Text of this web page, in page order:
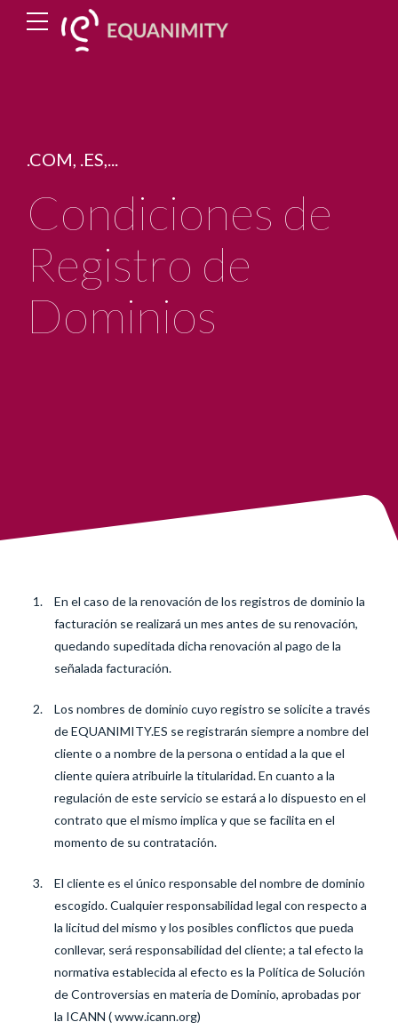
.COM, .ES,...
Condiciones de
Registro de
Dominios
En el caso de la renovación de los registros de dominio la
facturación se realizará un mes antes de su renovación,
quedando supeditada dicha renovación al pago de la
señalada facturación.
Los nombres de dominio cuyo registro se solicite a través
de EQUANIMITY.ES se registrarán siempre a nombre del
cliente o a nombre de la persona o entidad a la que el
cliente quiera atribuirle la titularidad. En cuanto a la
regulación de este servicio se estará a lo dispuesto en el
contrato que el mismo implica y que se facilita en el
momento de su contratación.
El cliente es el único responsable del nombre de dominio
escogido. Cualquier responsabilidad legal con respecto a
la licitud del mismo y los posibles conflictos que pueda
conllevar, será responsabilidad del cliente; a tal efecto la
normativa establecida al efecto es la Política de Solución
de Controversias en materia de Dominio, aprobadas por
la ICANN (www.icann.org)